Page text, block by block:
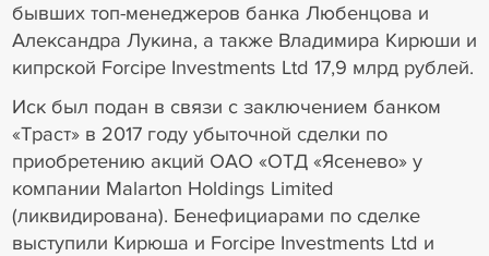
бывших топ-менеджеров банка Любенцова и
Александра Лукина, а также Владимира Кирюши и
кипрской Forcipe Investments Ltd 17,9 млрд рублей.
Иск был подан в связи с заключением банком
«Траст» в 2017 году убыточной сделки по
приобретению акций ОАО «ОТД «Ясенево» у
компании Malarton Holdings Limited
(ликвидирована). Бенефициарами по сделке
выступили Кирюша и Forcipe Investments Ltd и